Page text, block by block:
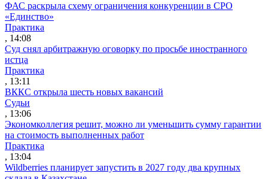
ФАС раскрыла схему ограничения конкуренции в СРО
«Единство»
Практика
, 14:08
Суд снял арбитражную оговорку по просьбе иностранного
истца
Практика
, 13:11
ВККС открыла шесть новых вакансий
Судьи
, 13:06
Экономколлегия решит, можно ли уменьшить сумму гарантии
на стоимость выполненных работ
Практика
, 13:04
Wildberries планирует запустить в 2027 году два крупных